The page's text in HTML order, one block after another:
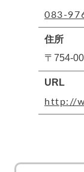
083-
住所
〒754-
URL
http://